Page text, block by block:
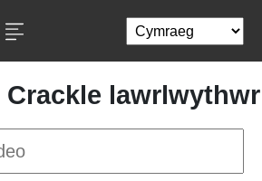
Crackle lawrlwythwr